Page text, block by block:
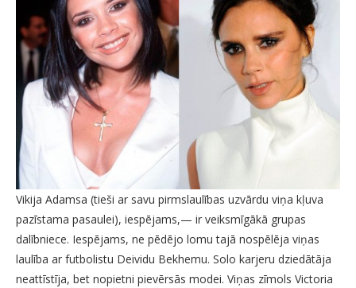
Vikija Adamsa (tieši ar savu pirmslaulības uzvārdu viņa kļuva
pazīstama pasaulei), iespējams,— ir veiksmīgākā grupas
dalībniece. Iespējams, ne pēdējo lomu tajā nospēlēja viņas
laulība ar futbolistu Deividu Bekhemu. Solo karjeru dziedātāja
neattīstīja, bet nopietni pievērsās modei. Viņas zīmols Victoria